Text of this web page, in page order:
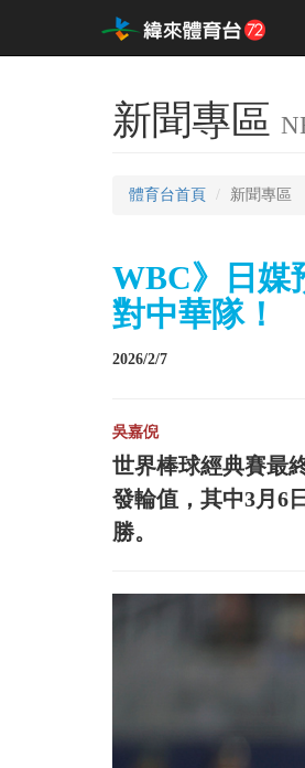
新聞專區
體育台首頁 新聞專區
WBC》日媒
對中華隊！
2026/2/7
吳嘉倪
世界棒球經典賽最
發輪值，其中3月6
勝。